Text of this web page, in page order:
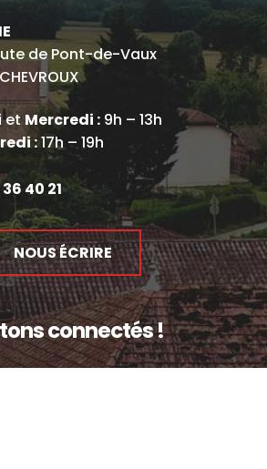
de Pont-de-Vaux
et Mercredi :9h – 13h
:17h – 19h
40 21
NOUS ÉCRIRE
connectés !